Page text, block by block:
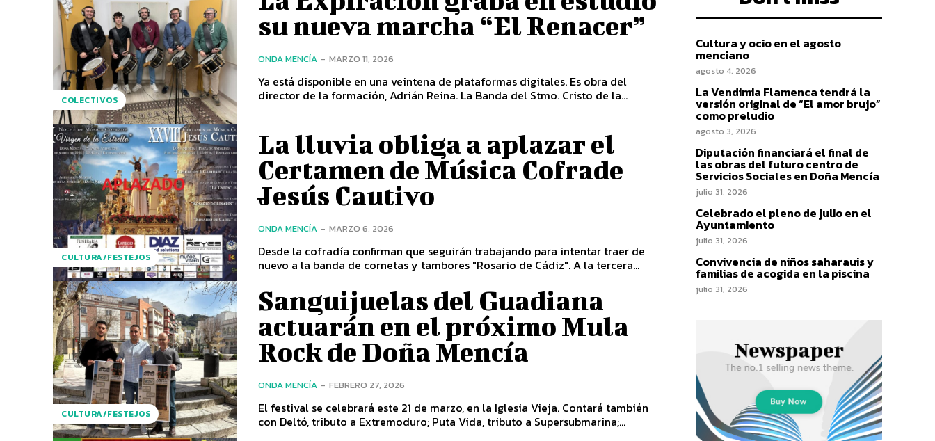
COLECTIVOS
su nueva marcha “El Renacer”
ONDA MENCÍA - MARZO 11, 2026
Ya está disponible en una veintena de plataformas digitales. Es obra del
director de la formación, Adrián Reina. La Banda del Stmo. Cristo de la...
CULTURA/FESTEJOS
La lluvia obliga a aplazar el
Certamen de Música Cofrade
Jesús Cautivo
ONDA MENCÍA - MARZO 6, 2026
Desde la cofradía confirman que seguirán trabajando para intentar traer de
nuevo a la banda de cornetas y tambores "Rosario de Cádiz". A la tercera...
CULTURA/FESTEJOS
Sanguijuelas del Guadiana
actuarán en el próximo Mula
Rock de Doña Mencía
ONDA MENCÍA - FEBRERO 27, 2026
El festival se celebrará este 21 de marzo, en la Iglesia Vieja. Contará también
con Deltó, tributo a Extremoduro; Puta Vida, tributo a Supersubmarina;...
Cultura y ocio en el agosto
menciano
agosto 4, 2026
La Vendimia Flamenca tendrá la
versión original de “El amor brujo”
como preludio
agosto 3, 2026
Diputación financiará el final de
las obras del futuro centro de
Servicios Sociales en Doña Mencía
julio 31, 2026
Celebrado el pleno de julio en el
Ayuntamiento
julio 31, 2026
Convivencia de niños saharauis y
familias de acogida en la piscina
julio 31, 2026